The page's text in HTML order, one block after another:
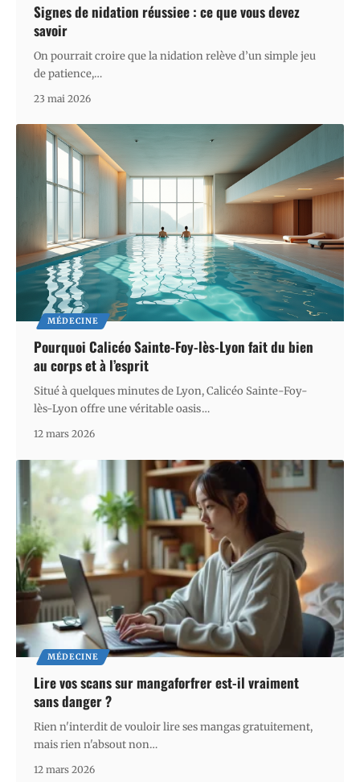
Signes de nidation réussiee : ce que vous devez
savoir
On pourrait croire que la nidation relève d’un simple jeu
de patience,…
23 mai 2026
MÉDECINE
Pourquoi Calicéo Sainte-Foy-lès-Lyon fait du bien
au corps et à l’esprit
Situé à quelques minutes de Lyon, Calicéo Sainte-Foy-
lès-Lyon offre une véritable oasis…
12 mars 2026
MÉDECINE
Lire vos scans sur mangaforfrer est-il vraiment
sans danger ?
Rien n'interdit de vouloir lire ses mangas gratuitement,
mais rien n'absout non…
12 mars 2026